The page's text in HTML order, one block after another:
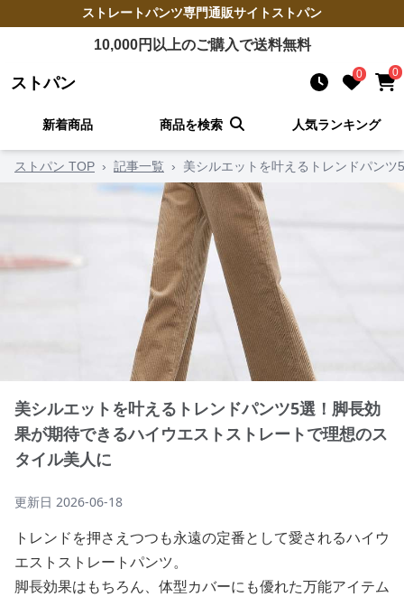
ストレートパンツ専門通販サイト ストパン
10,000円以上のご購入で送料無料
ストパン 0 0
新着商品 商品を検索 人気ランキング
ストパン TOP › 記事一覧 › 美シルエットを叶えるトレンドパン
美シルエットを叶えるトレンドパンツ5選！脚長効
果が期待できるハイウエストストレートで理想のス
タイル美人に
更新日 2026-06-18
トレンドを押さえつつも永遠の定番として愛されるハイウ
エストストレートパンツ。
脚長効果はもちろん、体型カバーにも優れた万能アイテム